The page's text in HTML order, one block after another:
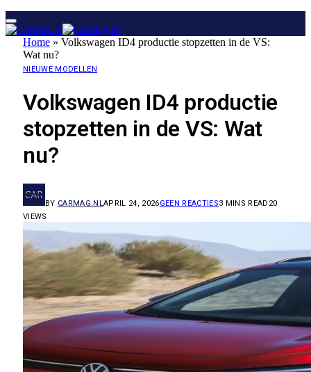
Home » Volkswagen ID4 productie stopzetten in de VS:
Wat nu?
NIEUWE MODELLEN
Volkswagen ID4 productie
stopzetten in de VS: Wat
nu?
BY CARMAG.NLAPRIL 24, 2026GEEN REACTIES3 MINS READ 20
VIEWS